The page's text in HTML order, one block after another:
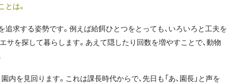
は。
追求する姿勢です。例えば給餌ひとつをとっても、いろいろと工夫を
サを探して暮らします。あえて隠したり回数を増やすことで、動物
内を見回ります。これは課長時代からで、先日も「あ、園長」と声を